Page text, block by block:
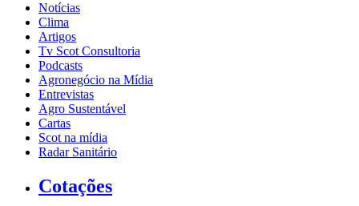
Notícias
Clima
Artigos
Tv Scot Consultoria
Podcasts
Agronegócio na Mídia
Entrevistas
Agro Sustentável
Cartas
Scot na mídia
Radar Sanitário
Cotações